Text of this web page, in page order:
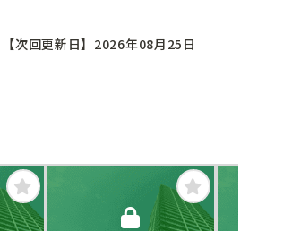
【次回更新日】2026年08月25日